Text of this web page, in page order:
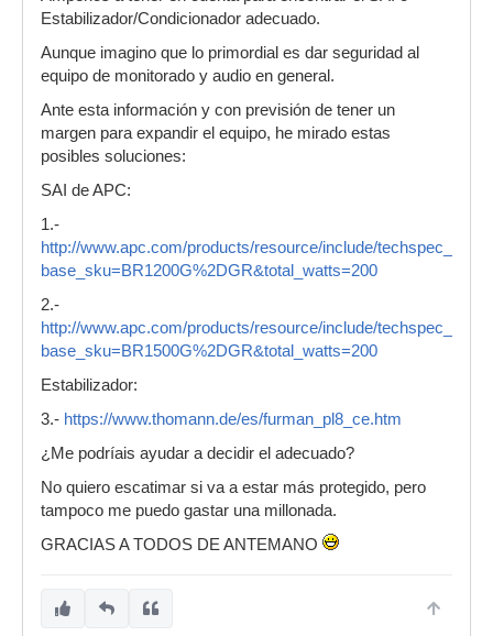
Estabilizador/Condicionador adecuado.
Aunque imagino que lo primordial es dar seguridad al
equipo de monitorado y audio en general.
Ante esta información y con previsión de tener un
margen para expandir el equipo, he mirado estas
posibles soluciones:
SAI de APC:
1.-
http://www.apc.com/products/resource/include/
base_sku=BR1200G%2DGR&total_watts=200
2.-
http://www.apc.com/products/resource/include/
base_sku=BR1500G%2DGR&total_watts=200
Estabilizador:
3.- https://www.thomann.de/es/furman_pl8_ce.htm
¿Me podríais ayudar a decidir el adecuado?
No quiero escatimar si va a estar más protegido, pero
tampoco me puedo gastar una millonada.
GRACIAS A TODOS DE ANTEMANO